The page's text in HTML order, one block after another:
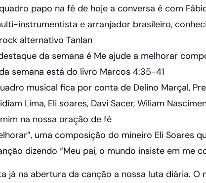
papo na fé de hoje a conversa é com
instrumentista e arranjador brasileiro,
alternativo Tanlan
da semana é Me ajude a melhorar
semana está do livro Marcos 4:35-41
musical fica por conta de Delino Marçal,
Lima, Eli soares, Davi Sacer, Wiliam
na nossa oração de fé
uma composição do mineiro Eli Soares
dizendo “Meu pai, o mundo insiste em me
já na abertura da canção a nossa luta diária.